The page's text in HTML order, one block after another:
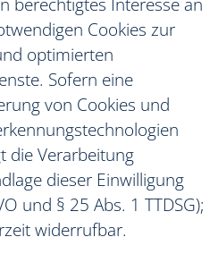
Cookies zur
optimierten
Sofern eine
von Cookies und
die Verarbeitung
dieser Einwilligung
und § 25 Abs. 1 TTDSG);
widerrufbar.